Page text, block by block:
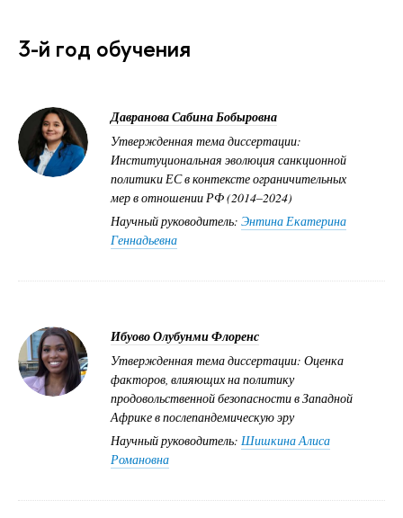
3-й год обучения
Давранова Сабина Бобыровна
Утвержденная тема диссертации:
Институциональная эволюция санкционной
политики ЕС в контексте ограничительных
мер в отношении РФ (2014–2024)
Научный руководитель: Энтина Екатерина
Геннадьевна
Ибуово Олубунми Флоренс
Утвержденная тема диссертации: Оценка
факторов, влияющих на политику
продовольственной безопасности в Западной
Африке в послепандемическую эру
Научный руководитель: Шишкина Алиса
Романовна